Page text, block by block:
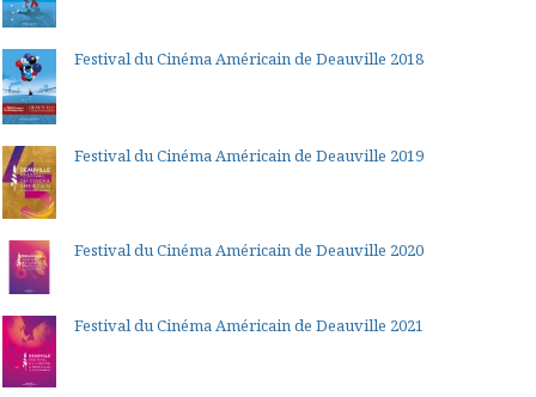
Festival du Cinéma Américain de Deauville 2018
Festival du Cinéma Américain de Deauville 2019
Festival du Cinéma Américain de Deauville 2020
Festival du Cinéma Américain de Deauville 2021